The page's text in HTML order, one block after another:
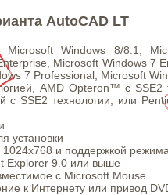
AutoCAD LT
Microsoft Windows 8/8.1,
Microsoft Windows 7
7 Professional, Microsoft
AMD Opteron™ с SSE2
с SSE2 технологии, или
установки
и поддержкой
Explorer 9.0 или выше
с Microsoft Mouse
к Интернету или привод